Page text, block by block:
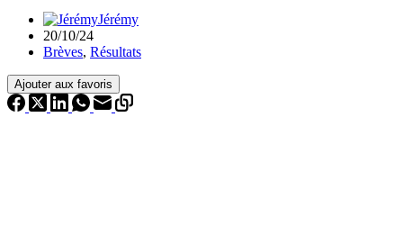
Jérémy
20/10/24
Brèves, Résultats
Ajouter aux favoris